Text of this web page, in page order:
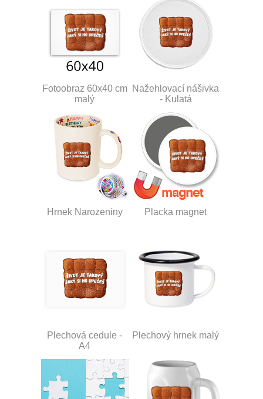
Fotoobraz 60x40 cm
malý
Nažehlovací nášivka
- Kulatá
Hrnek Narozeniny Placka magnet
Plechová cedule -
A4
Plechový hrnek malý